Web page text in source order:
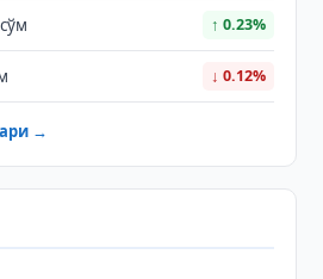
↑ 0.23%
↓ 0.12%
→